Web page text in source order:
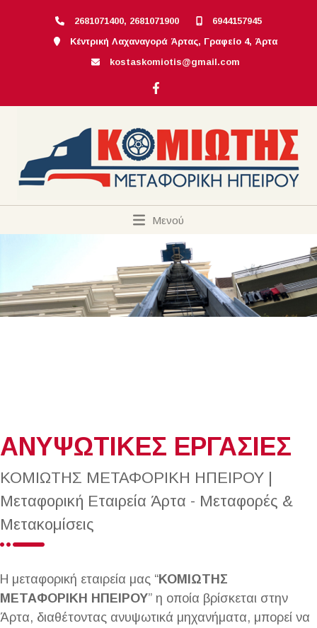
2681071400, 2681071900
6944157945
Κέντρική Λαχαναγορά Άρτας, Γραφείο 4, Άρτα
kostaskomiotis@gmail.com
Μενού
ΑΝΥΨΩΤΙΚΕΣ ΕΡΓΑΣΙΕΣ
ΚΟΜΙΩΤΗΣ ΜΕΤΑΦΟΡΙΚΗ ΗΠΕΙΡΟΥ |
Μεταφορική Εταιρεία Άρτα - Μεταφορές &
Μετακομίσεις
Η μεταφορική εταιρεία μας “ΚΟΜΙΩΤΗΣ
ΜΕΤΑΦΟΡΙΚΗ ΗΠΕΙΡΟΥ” η οποία βρίσκεται στην
Άρτα, διαθέτοντας ανυψωτικά μηχανήματα, μπορεί να